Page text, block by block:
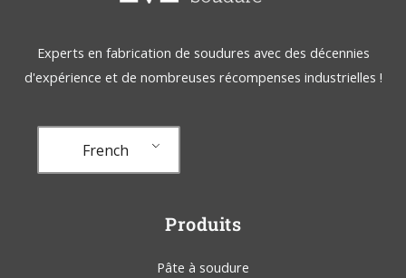
Experts en fabrication de soudures avec des décennies
d'expérience et de nombreuses récompenses industrielles !
French
Produits
Pâte à soudure